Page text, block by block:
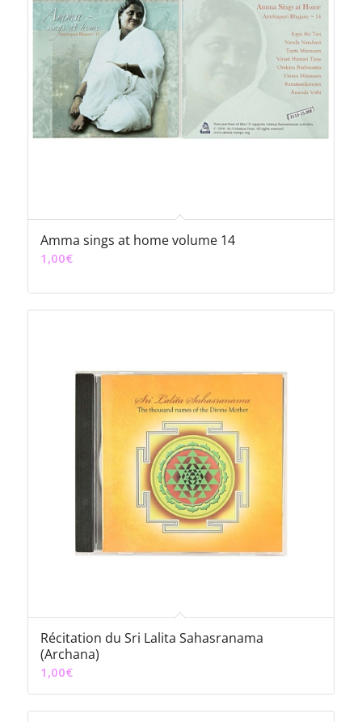
Amma sings at home volume 14
1,00€
Récitation du Sri Lalita Sahasranama
(Archana)
1,00€